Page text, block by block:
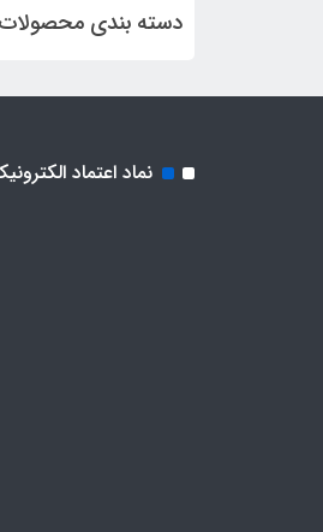
دسته بندی محصولات
نماد اعتماد